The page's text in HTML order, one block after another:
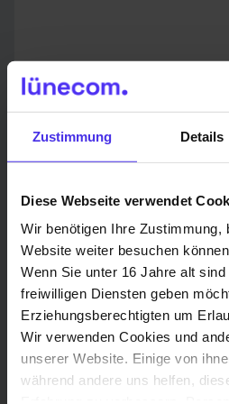
Zustimmung Details
Diese Webseite verwendet
Wir benötigen Ihre Zustimmung,
Website weiter besuchen
Wenn Sie unter 16 Jahre alt
freiwilligen Diensten geben
Erziehungsberechtigten um
Wir verwenden Cookies und
unserer Website. Einige von
während andere uns helfen,
Senden
Du hast eine Frage?
Ansprechpartner in
S2 grafix &